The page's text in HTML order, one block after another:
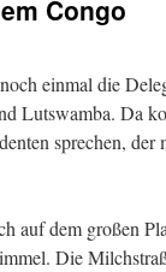
Congo
einmal die
Lutswamba. Da
sprechen, der
auf dem großen
Die